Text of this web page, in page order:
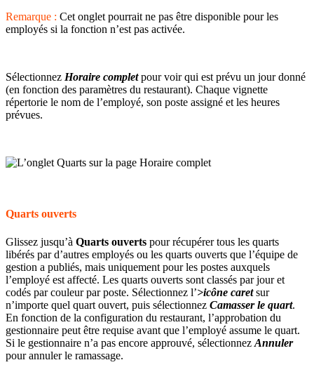
Remarque : Cet onglet pourrait ne pas être disponible pour les
employés si la fonction n’est pas activée.
Sélectionnez Horaire completpour voir qui est prévu un jour donné
(en fonction des paramètres du restaurant). Chaque vignette
répertorie le nom de l’employé, son poste assigné et les heures
prévues.
Quarts ouverts
Glissez jusqu’à Quarts ouverts pour récupérer tous les quarts
libérés par d’autres employés ou les quarts ouverts que l’équipe de
gestion a publiés, mais uniquement pour les postes auxquels
l’employé est affecté. Les quarts ouverts sont classés par jour et
codés par couleur par poste. Sélectionnez l’>icône caretsur
n’importe quel quart ouvert, puis sélectionnez Camasser le quart.
En fonction de la configuration du restaurant, l’approbation du
gestionnaire peut être requise avant que l’employé assume le quart.
Si le gestionnaire n’a pas encore approuvé, sélectionnez Annuler
pour annuler le ramassage.